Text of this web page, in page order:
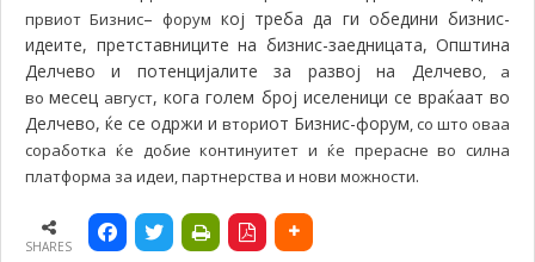
првиот Бизнис– форум кој треба да ги обедини бизнис-
идеите, претставниците на бизнис-заедницата, Општина
Делчево и потенцијалите за развој на Делчево, а
вомесец август, кога голем број иселеници се враќаат во
Делчево, ќе се одржи и вториот Бизнис-форум, со што оваа
соработка ќе добие континуитет и ќе прерасне во силна
платформа за идеи, партнерства и нови можности.
SHARES